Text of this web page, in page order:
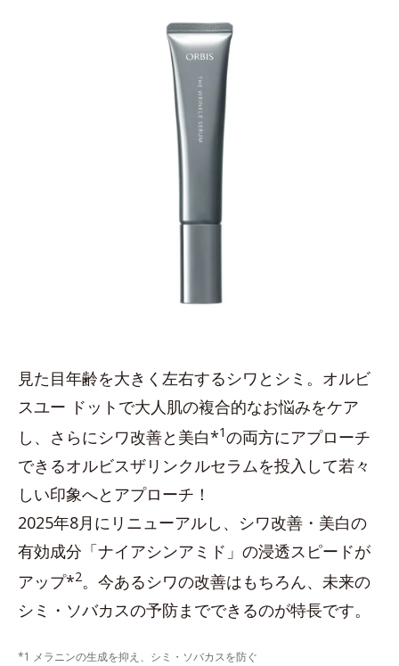
見た目年齢を大きく左右するシワとシミ。オルビ
スユー ドットで大人肌の複合的なお悩みをケア
し、さらにシワ改善と美白*1の両方にアプローチ
できるオルビスザリンクルセラムを投入して若々
しい印象へとアプローチ！
2025年8月にリニューアルし、シワ改善・美白の
有効成分「ナイアシンアミド」の浸透スピードが
アップ*2。今あるシワの改善はもちろん、未来の
シミ・ソバカスの予防までできるのが特長です。
*1 メラニンの生成を抑え、シミ・ソバカスを防ぐ